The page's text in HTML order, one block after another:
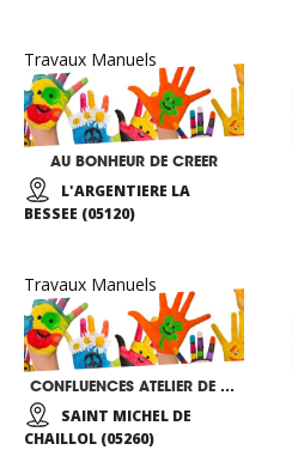
Travaux Manuels
AU BONHEUR DE CREER
L'ARGENTIERE LA
BESSEE (05120)
Travaux Manuels
CONFLUENCES ATELIER DE GRAVURE SUR CUIVRE
SAINT MICHEL DE
CHAILLOL (05260)